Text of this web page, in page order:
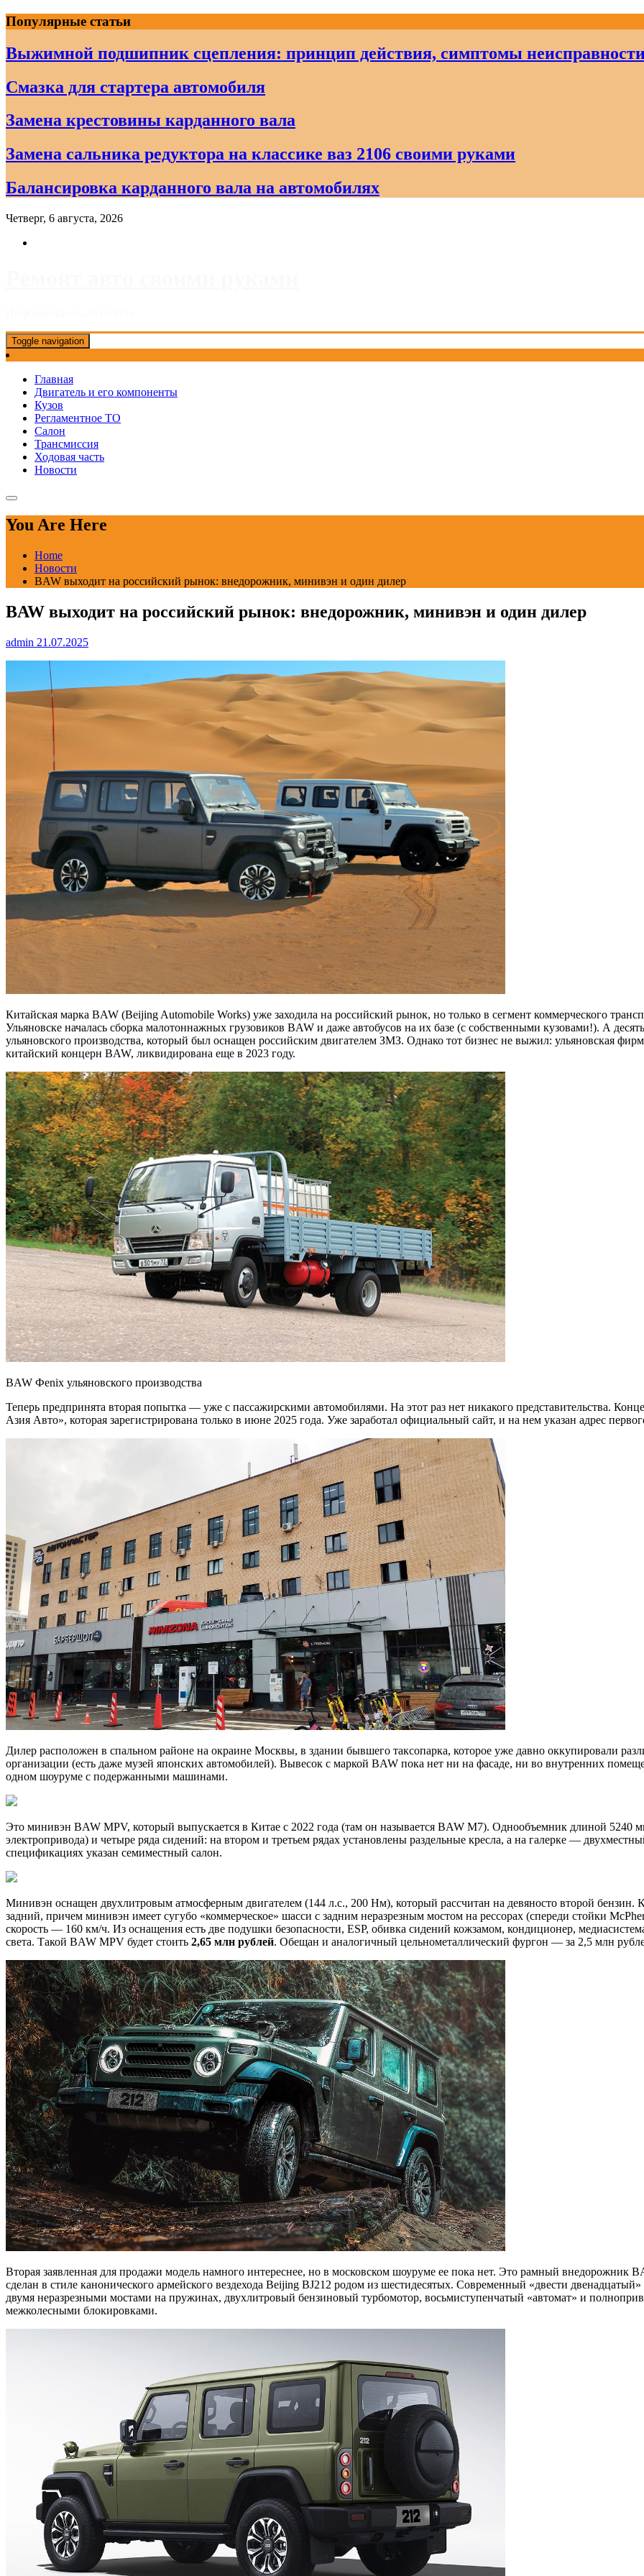
Skip
to
content
Популярные статьи
Выжимной подшипник сцепления: принцип действия, симптомы
Смазка для стартера автомобиля
Замена крестовины карданного вала
Замена сальника редуктора на классике ваз 2106 своими руками
Балансировка карданного вала на автомобилях
Четверг, 6 августа, 2026
Toggle navigation
Главная
Двигатель и его компоненты
Кузов
Регламентное ТО
Салон
Трансмиссия
Ходовая часть
Новости
You Are Here
Home
Новости
BAW выходит на российский рынок: внедорожник, минивэн и один дилер
BAW выходит на российский рынок: внедорожник, минивэн и один дилер
admin 21.07.2025
Китайская марка BAW (Beijing Automobile Works) уже заходила на российский рынок, но только в сегмент коммерческого
Ульяновске началась сборка малотоннажных грузовиков BAW и даже автобусов на их базе (с собственными кузовами!). А
ульяновского производства, который был оснащен российским двигателем ЗМЗ. Однако тот бизнес не выжил: ульяновская
китайский концерн BAW, ликвидирована еще в 2023 году.
BAW Фenix ульяновского производства
Теперь предпринята вторая попытка — уже с пассажирскими автомобилями. На этот раз нет никакого представительства.
Азия Авто», которая зарегистрирована только в июне 2025 года. Уже заработал официальный сайт, и на нем указан адрес
Дилер расположен в спальном районе на окраине Москвы, в здании бывшего таксопарка, которое уже давно оккупировали
организации (есть даже музей японских автомобилей). Вывесок с маркой BAW пока нет ни на фасаде, ни во внутренних
одном шоуруме с подержанными машинами.
Это минивэн BAW MPV, который выпускается в Китае с 2022 года (там он называется BAW M7). Однообъемник длиной 5240
электропривода) и четыре ряда сидений: на втором и третьем рядах установлены раздельные кресла, а на галерке —
спецификациях указан семиместный салон.
Минивэн оснащен двухлитровым атмосферным двигателем (144 л.с., 200 Нм), который рассчитан на девяносто второй
задний, причем минивэн имеет сугубо «коммерческое» шасси с задним неразрезным мостом на рессорах (спереди стойки
скорость — 160 км/ч. Из оснащения есть две подушки безопасности, ESP, обивка сидений кожзамом, кондиционер,
света. Такой BAW MPV будет стоить 2,65 млн рублей. Обещан и аналогичный цельнометаллический фургон — за 2,5 млн
Вторая заявленная для продажи модель намного интереснее, но в московском шоуруме ее пока нет. Это рамный внедорожник
сделан в стиле канонического армейского вездехода Beijing BJ212 родом из шестидесятых. Современный «двести
двумя неразрезными мостами на пружинах, двухлитровый бензиновый турбомотор, восьмиступенчатый «автомат» и
межколесными блокировками.